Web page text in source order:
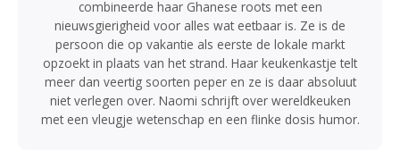
combineerde haar Ghanese roots met een
nieuwsgierigheid voor alles wat eetbaar is. Ze is de
persoon die op vakantie als eerste de lokale markt
opzoekt in plaats van het strand. Haar keukenkastje telt
meer dan veertig soorten peper en ze is daar absoluut
niet verlegen over. Naomi schrijft over wereldkeuken
met een vleugje wetenschap en een flinke dosis humor.